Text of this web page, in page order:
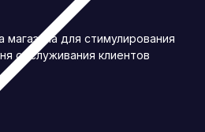
для стимулирования
обслуживания клиентов